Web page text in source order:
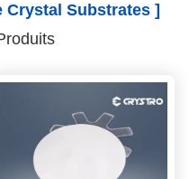
Crystal Substrates ]